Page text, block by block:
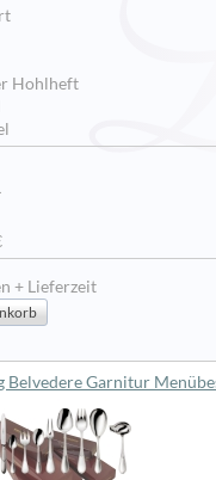
Hohlheft
+ Lieferzeit
Belvedere Garnitur